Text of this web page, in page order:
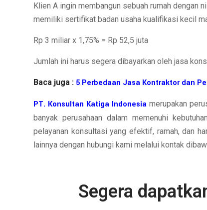
Klien A ingin membangun sebuah rumah dengan
memiliki sertifikat badan usaha kualifikasi kecil
Rp 3 miliar x 1,75% = Rp 52,5 juta
Jumlah ini harus segera dibayarkan oleh jasa
Baca juga : 5 Perbedaan Jasa Kontraktor dan
PT. Konsultan Katiga Indonesia merupakan
banyak perusahaan dalam memenuhi
pelayanan konsultasi yang efektif, ramah, dan
lainnya dengan hubungi kami melalui kontak
Segera